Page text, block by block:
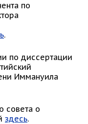
по
.
по диссертации
Иммануила
совета о
здесь.